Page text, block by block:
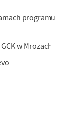
programu
w Mrozach